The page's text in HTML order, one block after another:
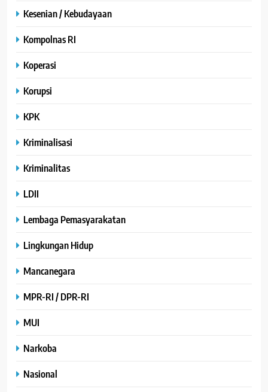
Kesenian / Kebudayaan
Kompolnas RI
Koperasi
Korupsi
KPK
Kriminalisasi
Kriminalitas
LDII
Lembaga Pemasyarakatan
Lingkungan Hidup
Mancanegara
MPR-RI / DPR-RI
MUI
Narkoba
Nasional